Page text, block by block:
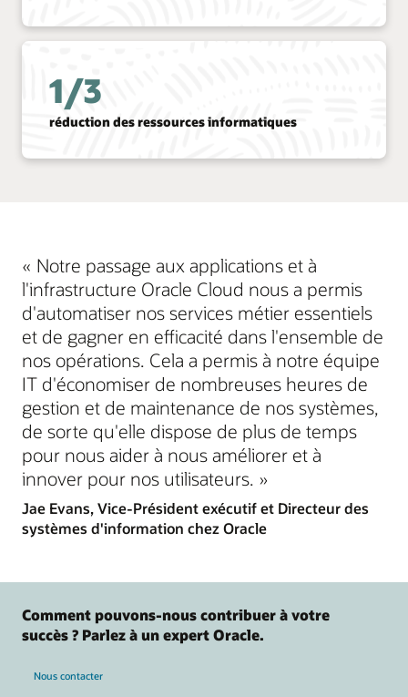
1/3
réduction des ressources informatiques
« Notre passage aux applications et à
l'infrastructure Oracle Cloud nous a permis
d'automatiser nos services métier essentiels
et de gagner en efficacité dans l'ensemble de
nos opérations. Cela a permis à notre équipe
IT d'économiser de nombreuses heures de
gestion et de maintenance de nos systèmes,
de sorte qu'elle dispose de plus de temps
pour nous aider à nous améliorer et à
innover pour nos utilisateurs. »
Jae Evans, Vice-Président exécutif et Directeur des
systèmes d'information chez Oracle
Comment pouvons-nous contribuer à votre
succès ? Parlez à un expert Oracle.
Nous contacter